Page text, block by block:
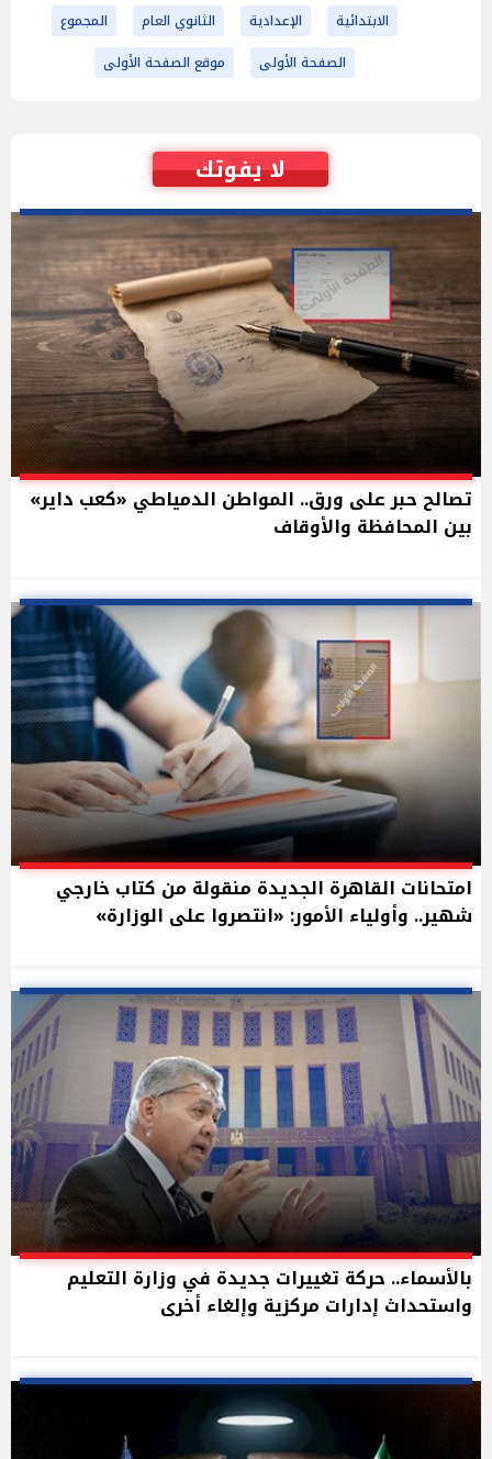
الابتدائية
الإعدادية الثانوي العام
المجموع
الصفحة الأولى
موقع الصفحة الأولى
لا يفوتك
تصالح حبر على ورق.. المواطن الدمياطي «كعب داير»
بين المحافظة والأوقاف
امتحانات القاهرة الجديدة منقولة من كتاب خارجي
شهير.. وأولياء الأمور: «انتصروا على الوزارة»
بالأسماء.. حركة تغييرات جديدة في وزارة التعليم
واستحداث إدارات مركزية وإلغاء أخرى